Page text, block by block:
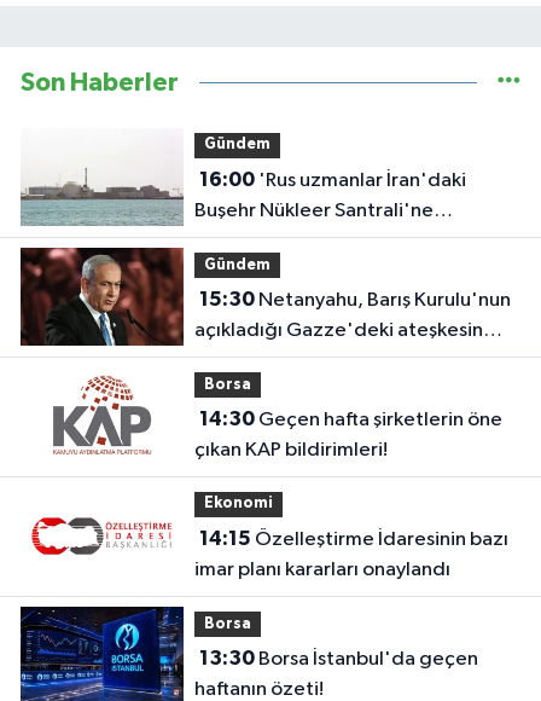
Son Haberler
Gündem
16:00'Rus uzmanlar İran'daki
Buşehr Nükleer Santrali'ne
dönmeye başladı'
Gündem
15:30Netanyahu, Barış Kurulu'nun
açıkladığı Gazze'deki ateşkesin
ikinci aşaması planını reddetti
Borsa
14:30Geçen hafta şirketlerin öne
çıkan KAP bildirimleri!
Ekonomi
14:15
imar planı kararları onaylandı
Borsa
13:30Borsa İstanbul'da geçen
haftanın özeti!